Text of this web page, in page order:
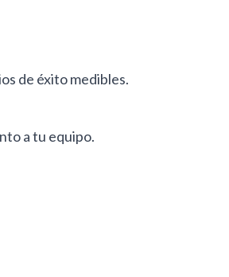
de éxito medibles.
a tu equipo.